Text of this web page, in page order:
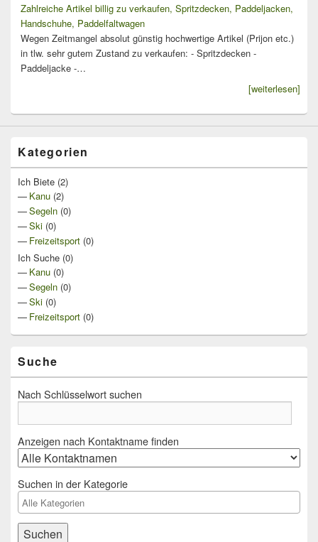
Zahlreiche Artikel billig zu verkaufen, Spritzdecken, Paddeljacken,
Handschuhe, Paddelfaltwagen
Wegen Zeitmangel absolut günstig hochwertige Artikel (Prijon etc.)
in tlw. sehr gutem Zustand zu verkaufen: - Spritzdecken -
Paddeljacke -…
[weiterlesen]
Kategorien
Ich Biete (2)
Kanu (2)
Segeln (0)
Ski (0)
Freizeitsport (0)
Ich Suche (0)
Kanu (0)
Segeln (0)
Ski (0)
Freizeitsport (0)
Suche
Nach Schlüsselwort suchen
Anzeigen nach Kontaktname finden
Suchen in der Kategorie